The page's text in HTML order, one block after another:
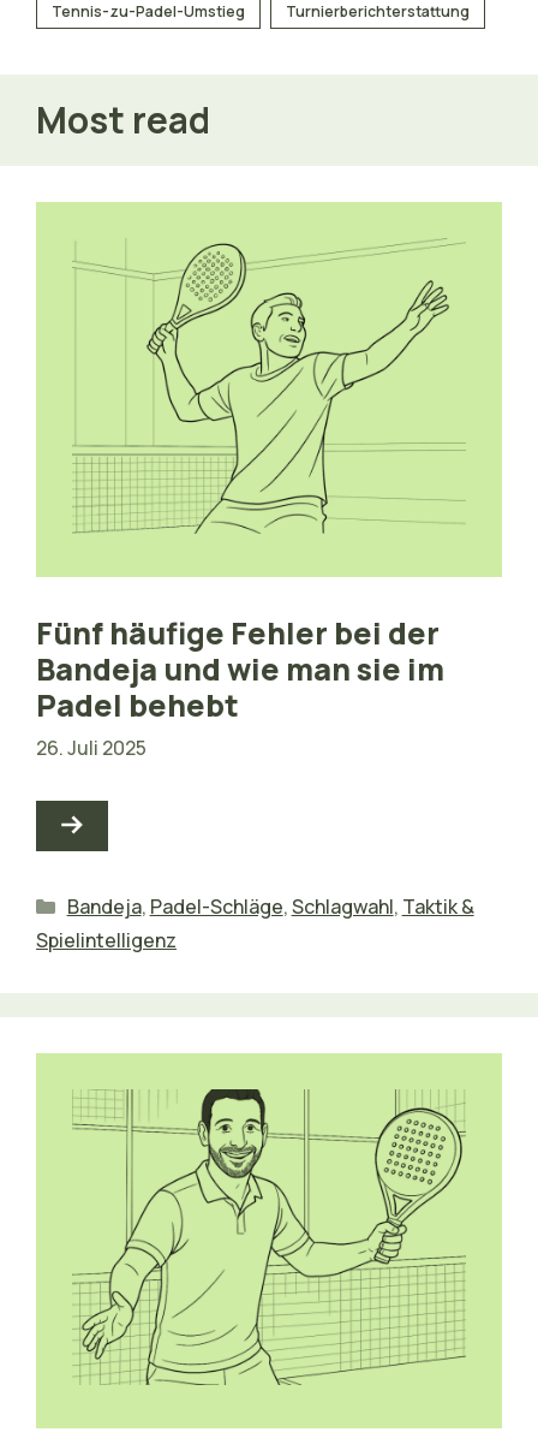
Tennis-zu-Padel-Umstieg Turnierberichterstattung
Most read
Fünf häufige Fehler bei der
Bandeja und wie man sie im
Padel behebt
26. Juli 2025
Kategorien
Bandeja, Padel-Schläge,Schlagwahl, Taktik &
Spielintelligenz